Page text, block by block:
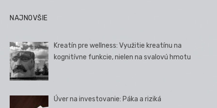
NAJNOVŠIE
Kreatín pre wellness: Využitie kreatínu na
kognitívne funkcie, nielen na svalovú hmotu
Úver na investovanie: Páka a riziká